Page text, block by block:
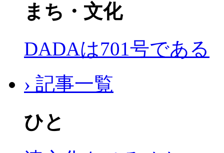
まち・文化
DADAは701号である
› 記事一覧
ひと